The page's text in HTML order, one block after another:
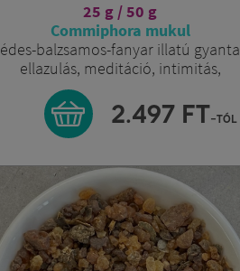
25 g / 50 g
Commiphora mukul
édes-balzsamos-fanyar illatú gyanta
ellazulás, meditáció, intimitás,
immunerősítés
2.497 FT-tól